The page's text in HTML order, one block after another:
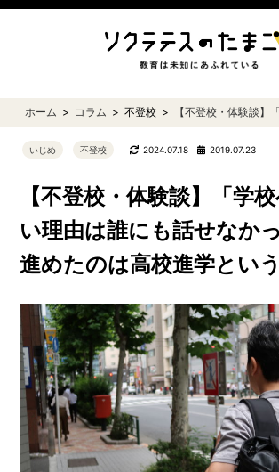
ホーム コラム 不登校 【不登校・体験談
いじめ 不登校 2024.07.18 2019.07.23
【不登校・体験談】「学
い理由は誰にも話せなか
進めたのは高校進学という